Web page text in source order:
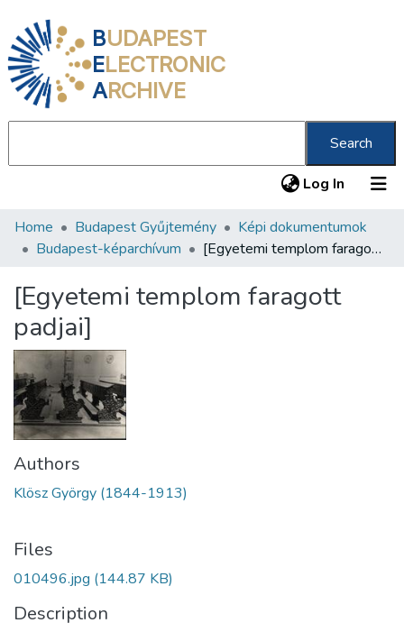
BUDAPEST
ELECTRONIC
ARCHIVE
Search
Log In (current)
Communities & Collections
Statistics
About us
Home Budapest Gyűjtemény
Képi dokumentumok
Budapest-képarchívum
[Egyetemi templom faragott padjai]
[Egyetemi templom faragott
padjai]
Authors
Klösz György (1844-1913)
Files
010496.jpg (144.87 KB)
Description